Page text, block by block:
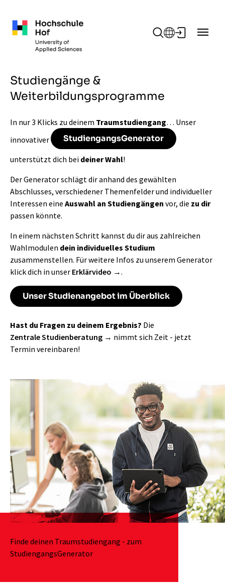
Studiengänge &
Weiterbildungsprogramme
In nur 3 Klicks zu deinem Traumstudiengang… Unser
innovativer
StudiengangsGenerator
unterstützt dich bei deiner Wahl!
Der Generator schlägt dir anhand des gewählten
Abschlusses, verschiedener Themenfelder und individueller
Interessen eine Auswahl an Studiengängen vor, die zu dir
passen könnte.
In einem nächsten Schritt kannst du dir aus zahlreichen
Wahlmodulen dein individuelles Studium
zusammenstellen. Für weitere Infos zu unserem Generator
klick dich in unser Erklärvideo .
Unser Studienangebot im Überblick
Hast du Fragen zu deinem Ergebnis? Die
Zentrale Studienberatung
nimmt sich Zeit - jetzt
Termin vereinbaren!
Finde deinen Traumstudiengang - zum
StudiengangsGenerator